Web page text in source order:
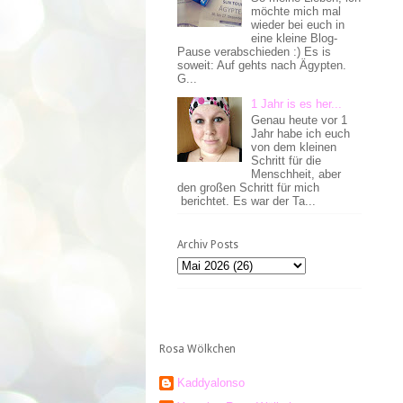
möchte mich mal
wieder bei euch in
eine kleine Blog-
Pause verabschieden :) Es is
soweit: Auf gehts nach Ägypten.
G...
1 Jahr is es her...
Genau heute vor 1
Jahr habe ich euch
von dem kleinen
Schritt für die
Menschheit, aber
den großen Schritt für mich
berichtet. Es war der Ta...
Archiv Posts
Rosa Wölkchen
Kaddyalonso